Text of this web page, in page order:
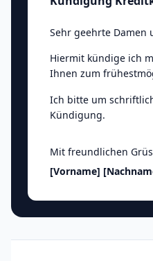
Sehr geehrte Damen
Hiermit kündige ich
Ihnen zum
Ich bitte um
Kündigung.
Mit freundlichen
[Vorname]